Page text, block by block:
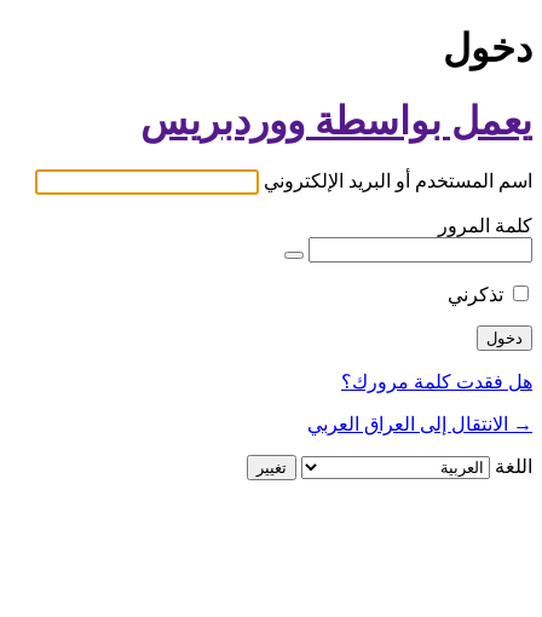
دخول
يعمل بواسطة ووردبريس
اسم المستخدم أو البريد الإلكتروني
كلمة المرور
تذكرني
هل فقدت كلمة مرورك؟
→ الانتقال إلى العراق العربي
اللغة